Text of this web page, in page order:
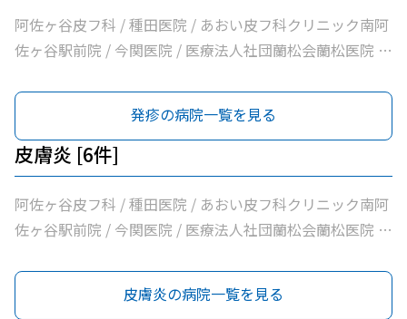
阿佐ヶ谷皮フ科 / 種田医院 / あおい皮フ科クリニック南阿
佐ヶ谷駅前院 / 今関医院 / 医療法人社団蘭松会蘭松医院 /
発疹の病院一覧を見る
皮膚炎 [6件]
阿佐ヶ谷皮フ科 / 種田医院 / あおい皮フ科クリニック南阿
佐ヶ谷駅前院 / 今関医院 / 医療法人社団蘭松会蘭松医院 /
皮膚炎の病院一覧を見る